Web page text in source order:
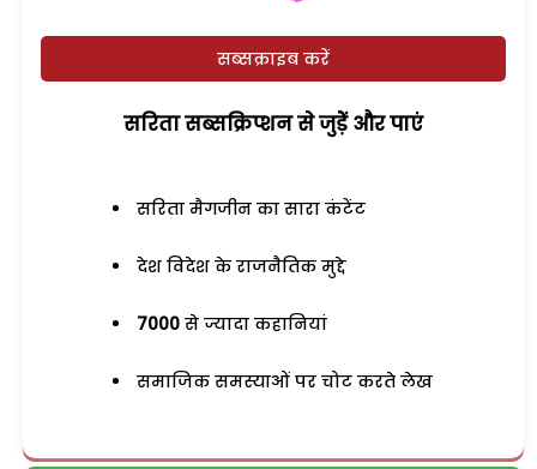
सब्सक्राइब करें
सरिता सब्सक्रिप्शन से जुड़ेें और पाएं
सरिता मैगजीन का सारा कंटेंट
देश विदेश के राजनैतिक मुद्दे
7000 से ज्यादा कहानियां
समाजिक समस्याओं पर चोट करते लेख